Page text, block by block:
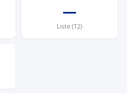
—
Liste (T2)